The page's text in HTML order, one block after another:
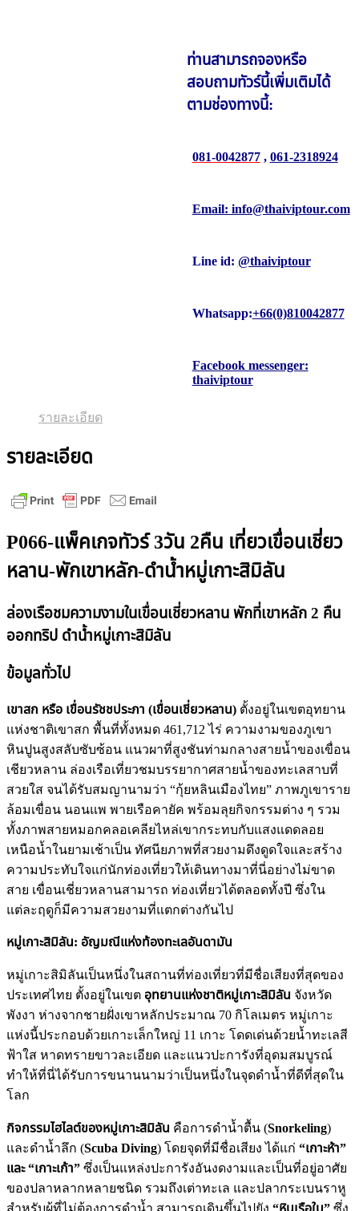
ท่านสามารถจองหรือ
สอบถามทัวร์นี้เพิ่มเติมได้
ตามช่องทางนี้:
081-0042877, 061-2318924
Email: info@thaiviptour.com
Line id: @thaiviptour
Whatsapp:+66(0)810042877
Facebook messenger:
thaiviptour
รายละเอียด
รายละเอียด
P066-แพ็คเกจทัวร์ 3วัน 2คืน เที่ยวเขื่อนเชี่ยว
หลาน-พักเขาหลัก-ดำน้ำหมู่เกาะสิมิลัน
ล่องเรือชมความงามในเขื่อนเชี่ยวหลาน พักที่เขาหลัก 2 คืน
ออกทริป ดำน้ำหมู่เกาะสิมิลัน
ข้อมูลทั่วไป
เขาสก หรือ เขื่อนรัชชประภา (เขื่อนเชี่ยวหลาน) ตั้งอยู่ในเขตอุทยาน
แห่งชาติเขาสก พื้นที่ทั้งหมด 461,712 ไร่ ความงามของภูเขา
หินปูนสูงสลับซับซ้อน แนวผาที่สูงชันท่ามกลางสายน้ำของเขื่อน
เชียวหลาน ล่องเรือเที่ยวชมบรรยากาศสายน้ำของทะเลสาบที่
สวยใส จนได้รับสมญานามว่า “กุ้ยหลินเมืองไทย” ภาพภูเขาราย
ล้อมเขื่อน นอนแพ พายเรือคายัค พร้อมลุยกิจกรรมต่าง ๆ รวม
ทั้งภาพสายหมอกคลอเคลียไหล่เขากระทบกับแสงแดดลอย
เหนือน้ำในยามเช้าเป็น ทัศนียภาพที่สวยงามดึงดูดใจและสร้าง
ความประทับใจแก่นักท่องเที่ยวให้เดินทางมาที่นี่อย่างไม่ขาด
สาย เขื่อนเชี่ยวหลานสามารถ ท่องเที่ยวได้ตลอดทั้งปี ซึ่งใน
แต่ละฤดูก็มีความสวยงามที่แตกต่างกันไป
หมู่เกาะสิมิลัน: อัญมณีแห่งท้องทะเลอันดามัน
หมู่เกาะสิมิลันเป็นหนึ่งในสถานที่ท่องเที่ยวที่มีชื่อเสียงที่สุดของ
ประเทศไทย ตั้งอยู่ในเขต อุทยานแห่งชาติหมู่เกาะสิมิลัน จังหวัด
พังงา ห่างจากชายฝั่งเขาหลักประมาณ 70 กิโลเมตร หมู่เกาะ
แห่งนี้ประกอบด้วยเกาะเล็กใหญ่ 11 เกาะ โดดเด่นด้วยน้ำทะเลสี
ฟ้าใส หาดทรายขาวละเอียด และแนวปะการังที่อุดมสมบูรณ์
ทำให้ที่นี่ได้รับการขนานนามว่าเป็นหนึ่งในจุดดำน้ำที่ดีที่สุดใน
โลก
กิจกรรมไฮไลต์ของหมู่เกาะสิมิลัน คือการดำน้ำตื้น (Snorkeling)
และดำน้ำลึก (Scuba Diving) โดยจุดที่มีชื่อเสียง ได้แก่ “เกาะห้า”
และ “เกาะเก้า” ซึ่งเป็นแหล่งปะการังอันงดงามและเป็นที่อยู่อาศัย
ของปลาหลากหลายชนิด รวมถึงเต่าทะเล และปลากระเบนราหู